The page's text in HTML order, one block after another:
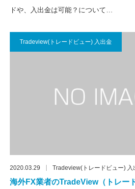
ドや、入出金は可能？について…
Tradeview(トレードビュー) 入出金
2020.03.29 Tradeview(トレードビュー) 入
海外FX業者のTradeView（トレー